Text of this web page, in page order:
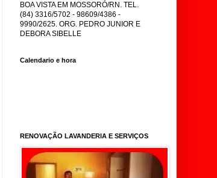
BOA VISTA EM MOSSORÓ/RN. TEL.
(84) 3316/5702 - 98609/4386 -
9990/2625. ORG. PEDRO JUNIOR E
DEBORA SIBELLE
Calendario e hora
RENOVAÇÃO LAVANDERIA E SERVIÇOS